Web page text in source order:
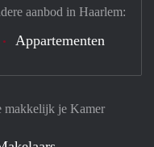
makkelijk je Kamer
aanbod in Haarlem:
Appartementen